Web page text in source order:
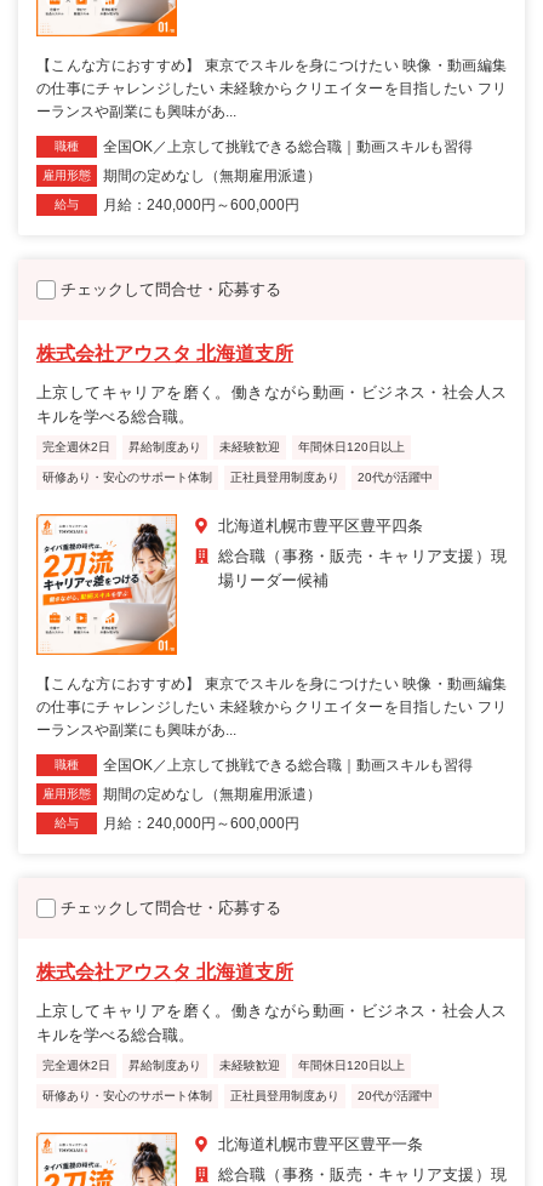
【こんな方におすすめ】 東京でスキルを身につけたい 映像・動画編集
の仕事にチャレンジしたい 未経験からクリエイターを目指したい フリ
ーランスや副業にも興味があ...
職種 全国OK／上京して挑戦できる総合職｜動画スキルも習得
雇用形態 期間の定めなし（無期雇用派遣）
給与 月給：240,000円～600,000円
チェックして問合せ・応募する
株式会社アウスタ 北海道支所
上京してキャリアを磨く。働きながら動画・ビジネス・社会人ス
キルを学べる総合職。
完全週休2日 昇給制度あり 未経験歓迎 年間休日120日以上
研修あり・安心のサポート体制 正社員登用制度あり 20代が活躍中
北海道札幌市豊平区豊平四条
総合職（事務・販売・キャリア支援）現
場リーダー候補
【こんな方におすすめ】 東京でスキルを身につけたい 映像・動画編集
の仕事にチャレンジしたい 未経験からクリエイターを目指したい フリ
ーランスや副業にも興味があ...
職種 全国OK／上京して挑戦できる総合職｜動画スキルも習得
雇用形態 期間の定めなし（無期雇用派遣）
給与 月給：240,000円～600,000円
チェックして問合せ・応募する
株式会社アウスタ 北海道支所
上京してキャリアを磨く。働きながら動画・ビジネス・社会人ス
キルを学べる総合職。
完全週休2日 昇給制度あり 未経験歓迎 年間休日120日以上
研修あり・安心のサポート体制 正社員登用制度あり 20代が活躍中
北海道札幌市豊平区豊平一条
総合職（事務・販売・キャリア支援）現